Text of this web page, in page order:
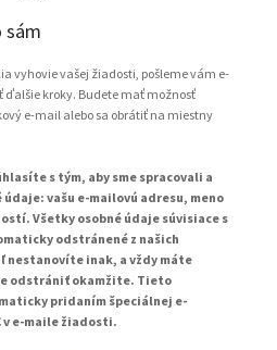
sám
vyhovie vašej žiadosti, pošleme vám e-
kroky. Budete mať možnosť
e-mail alebo sa obrátiť na miestny
s tým, aby sme spracovali a
vašu e-mailovú adresu, meno
Všetky osobné údaje súvisiace s
odstránené z našich
nestanovíte inak, a vždy máte
odstrániť okamžite. Tieto
pridaním špeciálnej e-
v e-maile žiadosti.